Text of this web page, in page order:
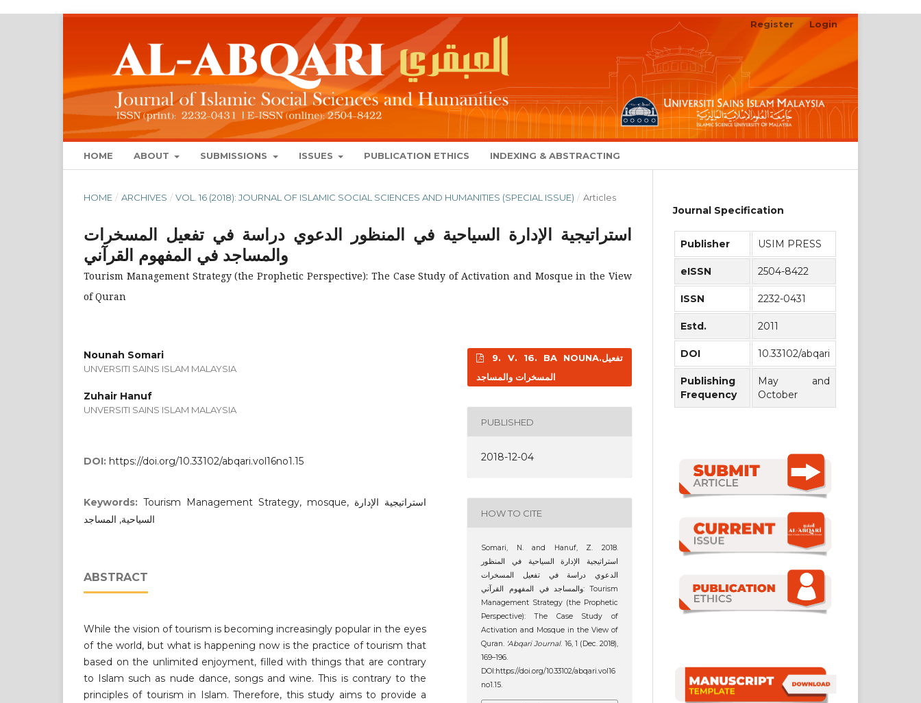
HOME ABOUT SUBMISSIONS ISSUES PUBLICATION ETHICS INDEXING & ABSTRACTING
Register Login
HOME / ARCHIVES / VOL. 16 (2018): JOURNAL OF ISLAMIC SOCIAL SCIENCES AND HUMANITIES (SPECIAL ISSUE) / Articles
استراتيجية الإدارة السياحية في المنظور الدعوي دراسة في تفعيل المسخرات
والمساجد في المفهوم القرآني
Tourism Management Strategy (the Prophetic Perspective): The Case Study of Activation and Mosque in the View
of Quran
Nounah Somari
UNVERSITI SAINS ISLAM MALAYSIA
Zuhair Hanuf
UNVERSITI SAINS ISLAM MALAYSIA
DOI: https://doi.org/10.33102/abqari.vol16no1.15
Keywords: Tourism Management Strategy, mosque, استراتيجية الإدارة
السياحية, المساجد
ABSTRACT
While the vision of tourism is becoming increasingly popular in the eyes
of the world, but what is happening now is the practice of tourism that
based on the unlimited enjoyment, filled with things that are contrary
to Islam such as nude dance, songs and wine. This is contrary to the
principles of tourism in Islam. Therefore, this study aims to provide a
9. V. 16. BA NOUNA.تفعيل
المسخرات والمساجد
PUBLISHED
2018-12-04
HOW TO CITE
Somari, N. and Hanuf, Z. 2018.
استراتيجية الإدارة السياحية في المنظور
الدعوي دراسة في تفعيل المسخرات
والمساجد في المفهوم القرآني: Tourism
Management Strategy (the Prophetic
Perspective): The Case Study of
Activation and Mosque in the View of
Quran. ‘Abqari Journal. 16, 1 (Dec. 2018),
169–196.
DOI:https://doi.org/10.33102/abqari.vol16
no1.15.
Journal Specification
Publisher USIM PRESS
eISSN 2504-8422
ISSN 2232-0431
Estd. 2011
DOI 10.33102/abqari
Publishing
Frequency
May and
October